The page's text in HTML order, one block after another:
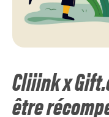
Cliiink x
être